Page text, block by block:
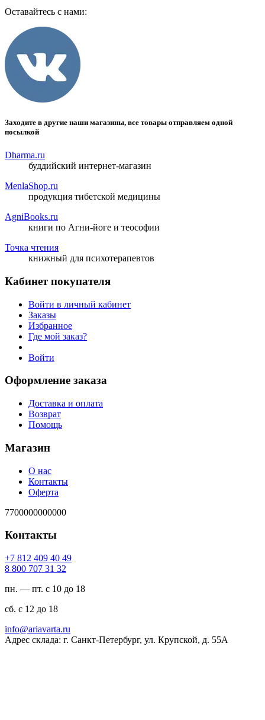
Оставайтесь с нами:
Заходите в другие наши магазины, все товары отправляем одной
посылкой
Dharma.ru
буддийский интернет-магазин
MenlaShop.ru
продукция тибетской медицины
AgniBooks.ru
книги по Агни-йоге и теософии
Точка чтения
книжный для психотерапевтов
Кабинет покупателя
Войти в личный кабинет
Заказы
Избранное
Где мой заказ?
Войти
Оформление заказа
Доставка и оплата
Возврат
Помощь
Магазин
О нас
Контакты
Оферта
7700000000000
Контакты
94 04 904 218 7+
23 13 707 008 8
пн. — пт. с 10 до 18
сб. с 12 до 18
ur.atravaira@ofni
Адрес склада: г. Санкт-Петербург, ул. Крупской, д. 55А